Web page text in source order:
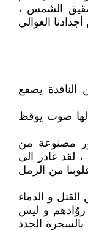
شقيق الشمس ،
الغوالي
يصفع
لها صوت يوقظ
مصنوعة من
، لقد غادر الى
من الرمل
و الدماء
و ليس
الجدد